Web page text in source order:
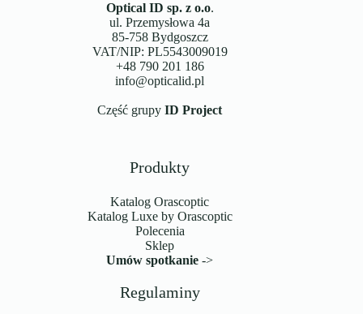
Optical ID sp. z o.o.
ul. Przemysłowa 4a
85-758 Bydgoszcz
VAT/NIP: PL5543009019
+48 790 201 186
info@opticalid.pl
Część grupyID Project
Produkty
Katalog Orascoptic
Katalog Luxe by Orascoptic
Polecenia
Sklep
Umów spotkanie ->
Regulaminy